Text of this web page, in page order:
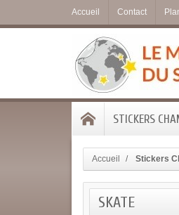
Accueil Contact
STICKERS
Accueil Stickers
SKATE